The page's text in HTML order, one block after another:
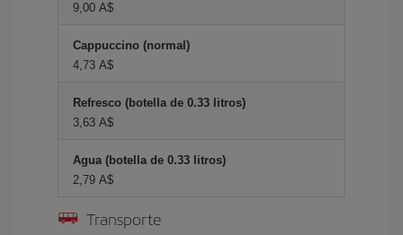
9,00 A$
Cappuccino (normal)
4,73 A$
Refresco (botella de 0.33 litros)
3,63 A$
Agua (botella de 0.33 litros)
2,79 A$
Transporte